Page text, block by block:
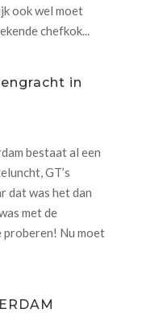
ook wel moet
chefkok...
in
bestaat al een
GT’s
dat was het dan
met de
Nu moet